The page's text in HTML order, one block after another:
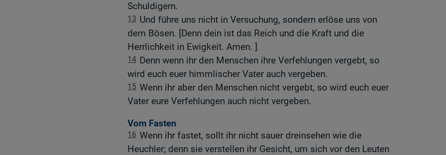
Schuldigern.
13 Und führe uns nicht in Versuchung, sondern erlöse uns von
dem Bösen. [Denn dein ist das Reich und die Kraft und die
Herrlichkeit in Ewigkeit. Amen. ]
14 Denn wenn ihr den Menschen ihre Verfehlungen vergebt, so
wird euch euer himmlischer Vater auch vergeben.
15 Wenn ihr aber den Menschen nicht vergebt, so wird euch euer
Vater eure Verfehlungen auch nicht vergeben.
Vom Fasten
16 Wenn ihr fastet, sollt ihr nicht sauer dreinsehen wie die
Heuchler; denn sie verstellen ihr Gesicht, um sich vor den Leuten